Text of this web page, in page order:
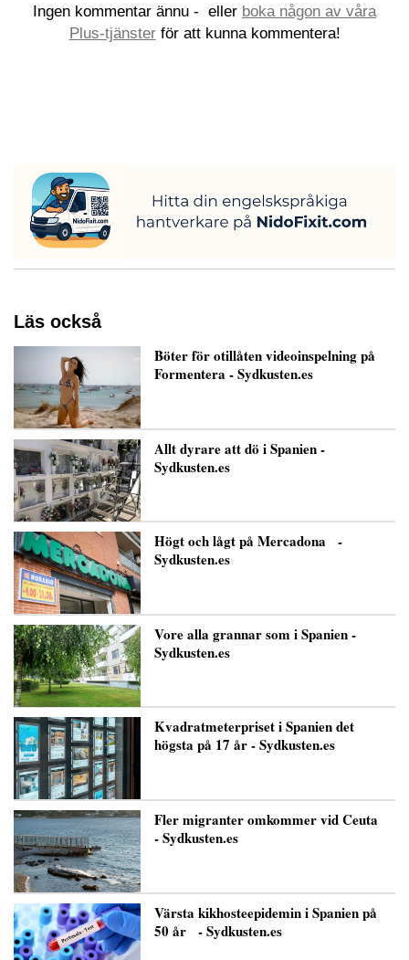
Ingen kommentar ännu - eller boka någon av våra
Plus-tjänsterför att kunna kommentera!